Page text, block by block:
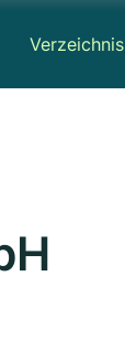
Verzeichnis